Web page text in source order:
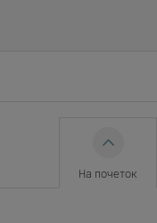
На почеток